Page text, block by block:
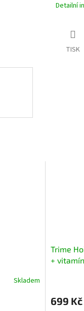
Detailní
TISK
Skladem
Trime
+
699 Kč